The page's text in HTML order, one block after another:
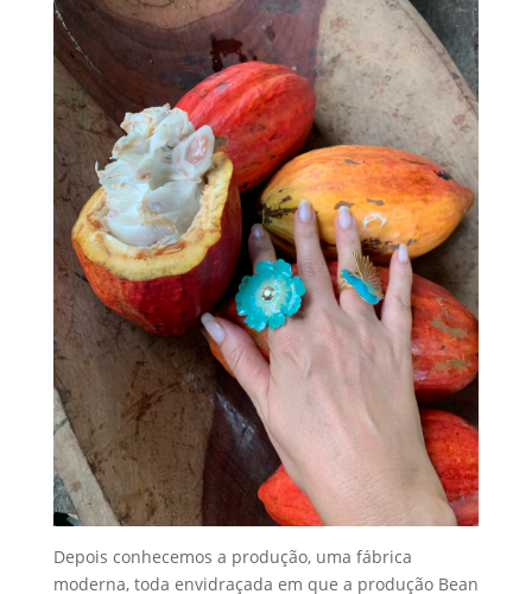
Depois conhecemos a produção, uma fábrica
moderna, toda envidraçada em que a produção Bean